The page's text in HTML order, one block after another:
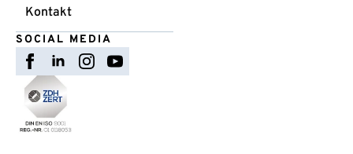
Kontakt
SOCIAL MEDIA